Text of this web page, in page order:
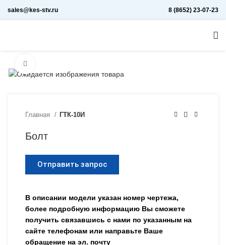
sales@kes-stv.ru 8 (8652) 23-07-23
Главная ГТК-10И
Болт
Отправить запрос
В описании модели указан номер чертежа,
более подробную информацию Вы сможете
получить связавшись с нами по указанным на
сайте телефонам или направьте Ваше
обращение на эл. почту